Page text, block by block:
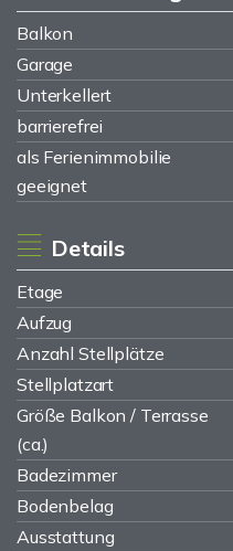
Balkon
Garage
Unterkellert
barrierefrei
als Ferienimmobilie
geeignet
Details
Etage
Aufzug
Anzahl Stellplätze
Stellplatzart
Größe Balkon / Terrasse
(ca.)
Badezimmer
Bodenbelag
Ausstattung